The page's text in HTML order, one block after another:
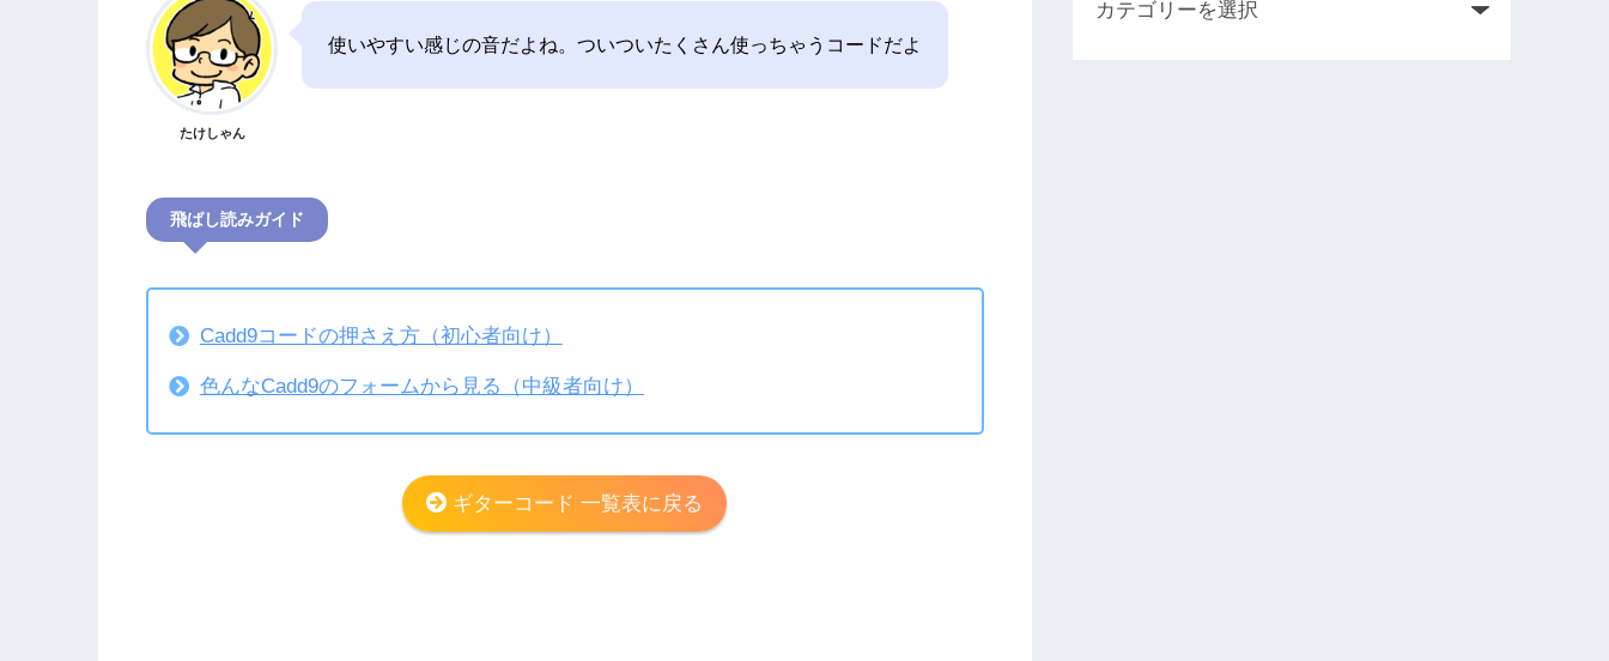
たけしゃん
使いやすい感じの音だよね。ついついたくさん使っちゃうコードだよ
飛ばし読みガイド
Cadd9コードの押さえ方（初心者向け）
色んなCadd9のフォームから見る（中級者向け）
ギターコード 一覧表に戻る